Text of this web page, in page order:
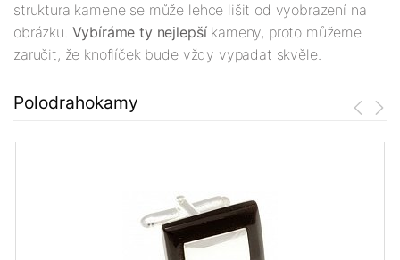
struktura kamene se může lehce lišit od vyobrazení na
obrázku. Vybíráme ty nejlepšíkameny, proto můžeme
zaručit, že knoflíček bude vždy vypadat skvěle.
Polodrahokamy